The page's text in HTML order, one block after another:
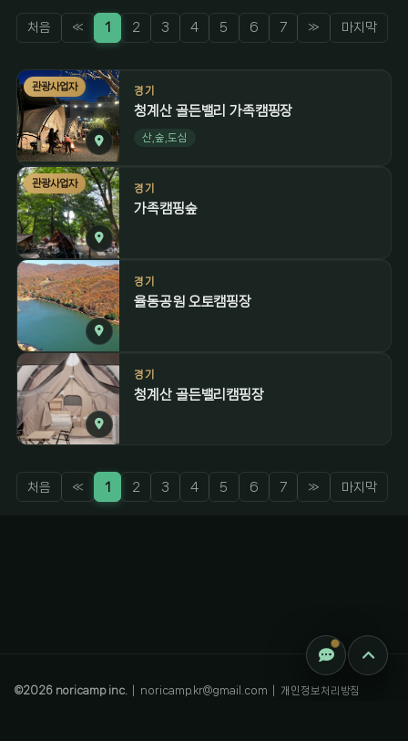
처음 « 1 2 3 4 5 6 7 » 마지막
관광사업자 경기
청계산 골든밸리 가족캠핑장
산,숲,도심
관광사업자 경기
가족캠핑숲
경기
율동공원 오토캠핑장
경기
청계산 골든밸리캠핑장
처음 « 1 2 3 4 5 6 7 » 마지막
©2026noricamp inc. noricamp.kr@gmail.com 개인정보처리방침